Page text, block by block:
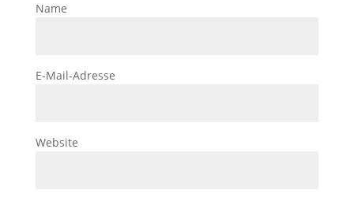
Name
E-Mail-Adresse
Website